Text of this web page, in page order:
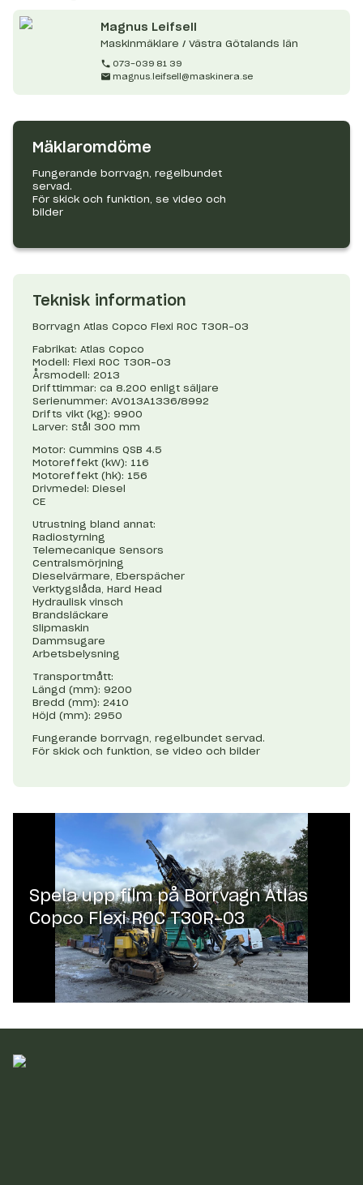
Magnus Leifsell
Maskinmäklare / Västra Götalands län
073-039 81 39
magnus.leifsell@maskinera.se
Mäklaromdöme
Fungerande borrvagn, regelbundet
servad.
För skick och funktion, se video och
bilder
Teknisk information
Borrvagn Atlas Copco Flexi ROC T30R-03
Fabrikat: Atlas Copco
Modell: Flexi ROC T30R-03
Årsmodell: 2013
Drifttimmar: ca 8.200 enligt säljare
Serienummer: AVO13A1336/8992
Drifts vikt (kg): 9900
Larver: Stål 300 mm
Motor: Cummins QSB 4.5
Motoreffekt (kW): 116
Motoreffekt (hk): 156
Drivmedel: Diesel
CE
Utrustning bland annat:
Radiostyrning
Telemecanique Sensors
Centralsmörjning
Dieselvärmare, Eberspächer
Verktygslåda, Hard Head
Hydraulisk vinsch
Brandsläckare
Slipmaskin
Dammsugare
Arbetsbelysning
Transportmått:
Längd (mm): 9200
Bredd (mm): 2410
Höjd (mm): 2950
Fungerande borrvagn, regelbundet servad.
För skick och funktion, se video och bilder
Spela upp film påBorrvagn Atlas
Copco Flexi ROC T30R-03